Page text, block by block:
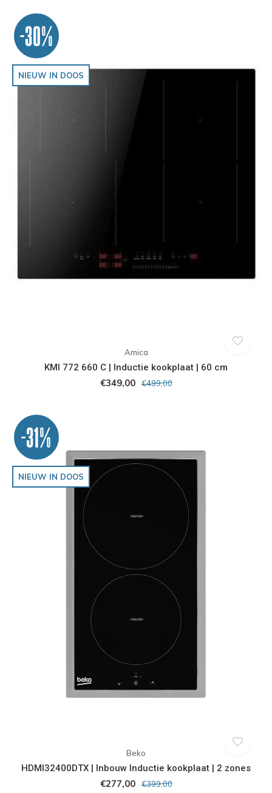
-30%
NIEUW IN DOOS
Amica
KMI 772 660 C | Inductie kookplaat | 60 cm
€349,00 €499,00
-31%
NIEUW IN DOOS
Beko
HDMI32400DTX | Inbouw Inductie kookplaat | 2 zones
€277,00 €399,00